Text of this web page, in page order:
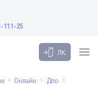
111-25
ЛК
Онлайн
Дпо